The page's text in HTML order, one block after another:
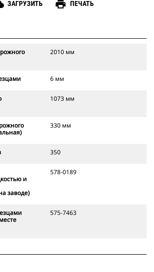
ЗАГРУЗИТЬ print ПЕЧАТЬ
2010 мм
6 мм
1073 мм
330 мм
350
и
заводе)
578-0189
575-7463